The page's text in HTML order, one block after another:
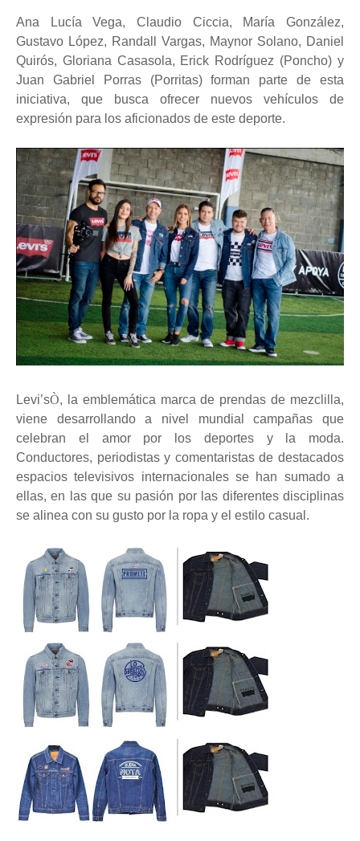
Ana Lucía Vega, Claudio Ciccia, María González,
Gustavo López, Randall Vargas, Maynor Solano, Daniel
Quirós, Gloriana Casasola, Erick Rodríguez (Poncho) y
Juan Gabriel Porras (Porritas) forman parte de esta
iniciativa, que busca ofrecer nuevos vehículos de
expresión para los aficionados de este deporte.
Levi’sÒ, la emblemática marca de prendas de mezclilla,
viene desarrollando a nivel mundial campañas que
celebran el amor por los deportes y la moda.
Conductores, periodistas y comentaristas de destacados
espacios televisivos internacionales se han sumado a
ellas, en las que su pasión por las diferentes disciplinas
se alinea con su gusto por la ropa y el estilo casual.